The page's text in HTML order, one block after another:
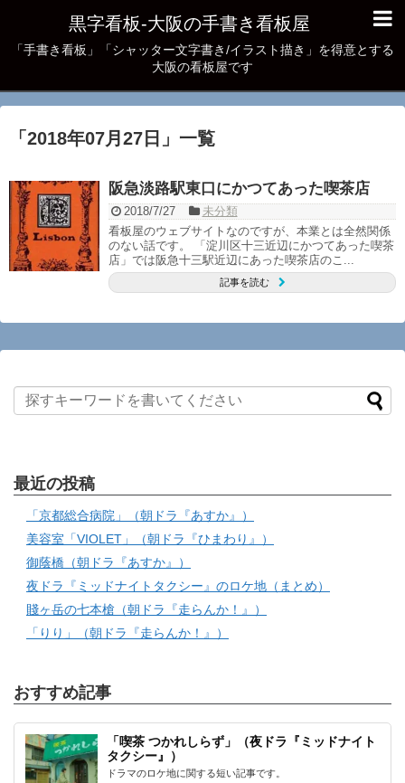
黒字看板‐大阪の手書き看板屋
「手書き看板」「シャッター文字書き/イラスト描き」を得意とする
大阪の看板屋です
「 2018年07月27日 」 一覧
阪急淡路駅東口にかつてあった喫茶店
2018/7/27
未分類
看板屋のウェブサイトなのですが、本業とは全然関係
のない話です。 「淀川区十三近辺にかつてあった喫茶
店」では阪急十三駅近辺にあった喫茶店のこ...
記事を読む
最近の投稿
「京都総合病院」（朝ドラ『あすか』）
美容室「VIOLET」（朝ドラ『ひまわり』）
御蔭橋（朝ドラ『あすか』）
夜ドラ『ミッドナイトタクシー』のロケ地（まとめ）
賤ヶ岳の七本槍（朝ドラ『走らんか！』）
「りり」（朝ドラ『走らんか！』）
おすすめ記事
「喫茶 つかれしらず」（夜ドラ『ミッドナイト
タクシー』）
ドラマのロケ地に関する短い記事です。